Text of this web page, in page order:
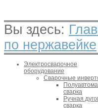
Вы здесь:
по нержавейке
Электросварочное
оборудование
Сварочные
сварка
Ручная
сварка